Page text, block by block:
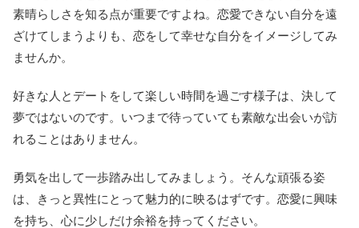
素晴らしさを知る点が重要ですよね。恋愛できない自分を遠
ざけてしまうよりも、恋をして幸せな自分をイメージしてみ
ませんか。
好きな人とデートをして楽しい時間を過ごす様子は、決して
夢ではないのです。いつまで待っていても素敵な出会いが訪
れることはありません。
勇気を出して一歩踏み出してみましょう。そんな頑張る姿
は、きっと異性にとって魅力的に映るはずです。恋愛に興味
を持ち、心に少しだけ余裕を持ってください。